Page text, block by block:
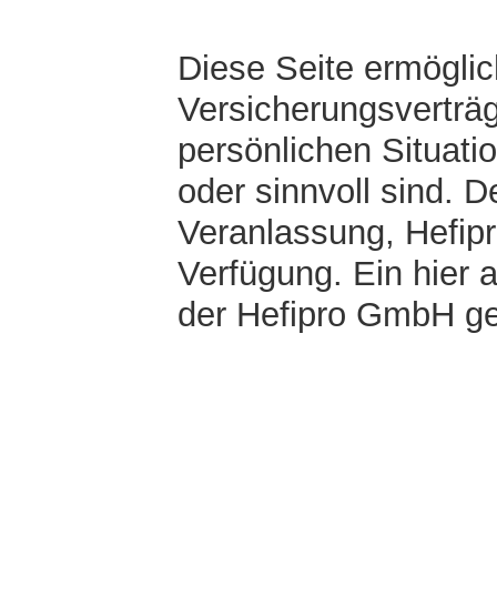
Diese Seite
persönlichen
oder sinnvoll sind.
Veranlassung,
Verfügung. Ein hier
der Hefipro GmbH